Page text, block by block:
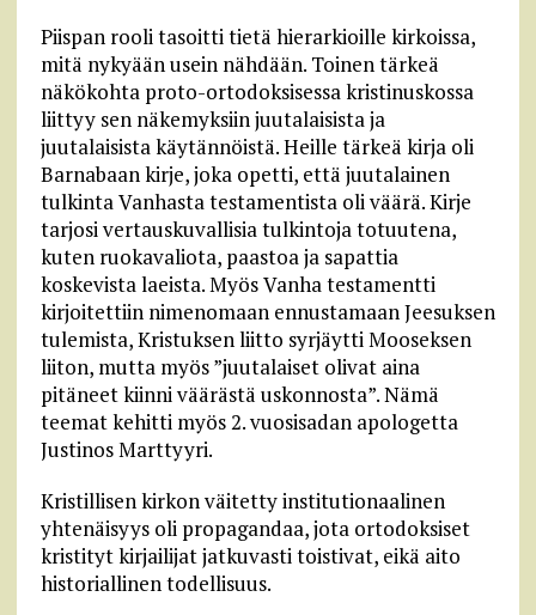
Piispan rooli tasoitti tietä hierarkioille kirkoissa,
mitä nykyään usein nähdään. Toinen tärkeä
näkökohta proto-ortodoksisessa kristinuskossa
liittyy sen näkemyksiin juutalaisista ja
juutalaisista käytännöistä. Heille tärkeä kirja oli
Barnabaan kirje, joka opetti, että juutalainen
tulkinta Vanhasta testamentista oli väärä. Kirje
tarjosi vertauskuvallisia tulkintoja totuutena,
kuten ruokavaliota, paastoa ja sapattia
koskevista laeista. Myös Vanha testamentti
kirjoitettiin nimenomaan ennustamaan Jeesuksen
tulemista, Kristuksen liitto syrjäytti Mooseksen
liiton, mutta myös ”juutalaiset olivat aina
pitäneet kiinni väärästä uskonnosta”. Nämä
teemat kehitti myös 2. vuosisadan apologetta
Justinos Marttyyri.
Kristillisen kirkon väitetty institutionaalinen
yhtenäisyys oli propagandaa, jota ortodoksiset
kristityt kirjailijat jatkuvasti toistivat, eikä aito
historiallinen todellisuus.